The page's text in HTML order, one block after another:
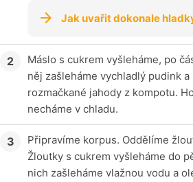
Jak uvařit dokonale
Máslo s cukrem vyšleháme, po
něj zašleháme vychladlý pudink a
rozmačkané jahody z kompotu.
necháme v chladu.
Připravíme korpus. Oddělíme
Žloutky s cukrem vyšleháme do
nich zašleháme vlažnou vodu a